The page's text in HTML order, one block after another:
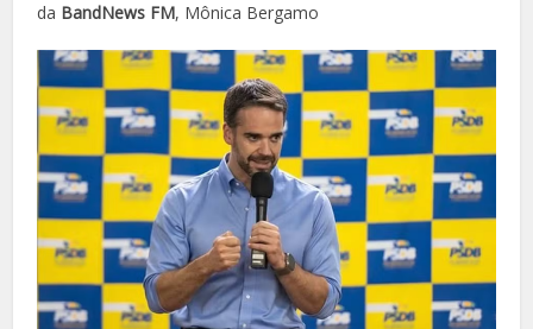
da BandNews FM, Mônica Bergamo